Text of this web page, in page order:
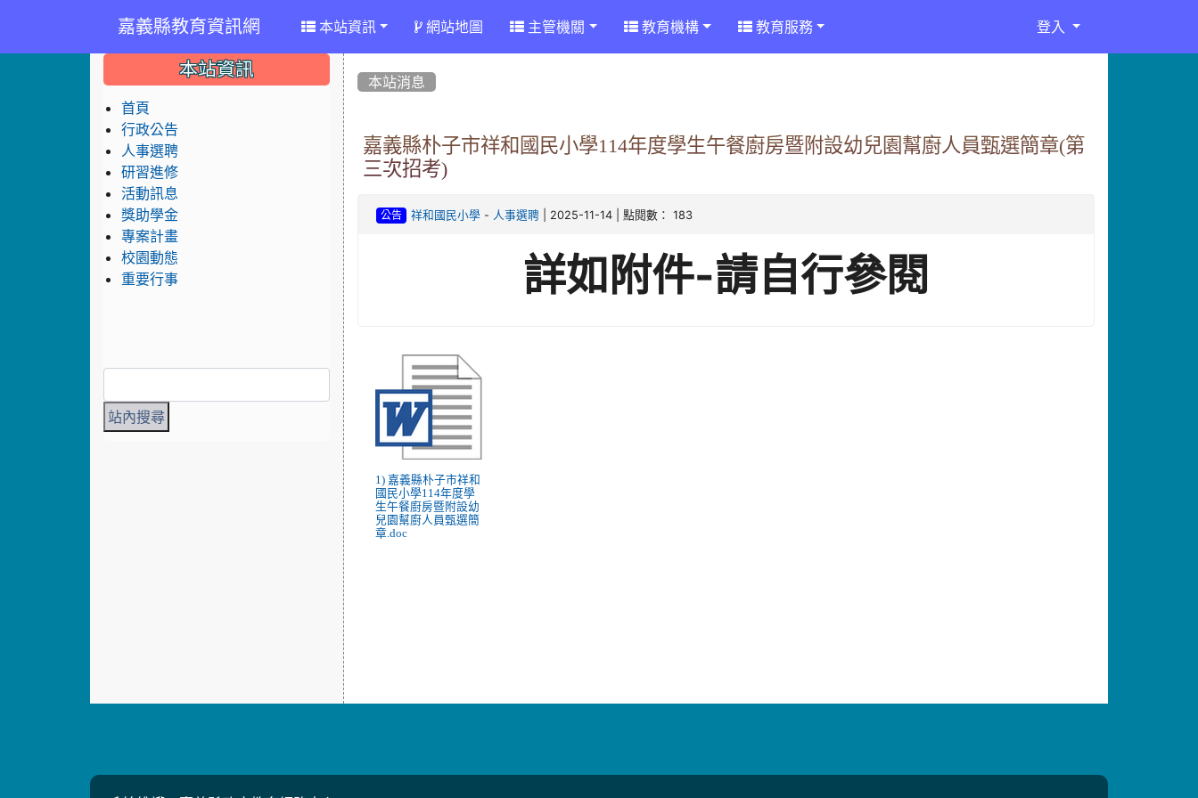
嘉義縣教育資訊網 本站資訊 網站地圖 主管機關 教育機構 教育服務 登入
本站消息
嘉義縣朴子市祥和國民小學114年度學生午餐廚房暨附設幼兒園幫廚人員甄選簡章(第
三次招考)
公告 祥和國民小學 - 人事選聘 | 2025-11-14 | 點閱數： 183
詳如附件-請自行參閱
1) 嘉義縣朴子市祥和
國民小學114年度學
生午餐廚房暨附設幼
兒園幫廚人員甄選簡
章.doc
::: 本站資訊
首頁
行政公告
人事選聘
研習進修
活動訊息
獎助學金
專案計畫
校園動態
重要行事